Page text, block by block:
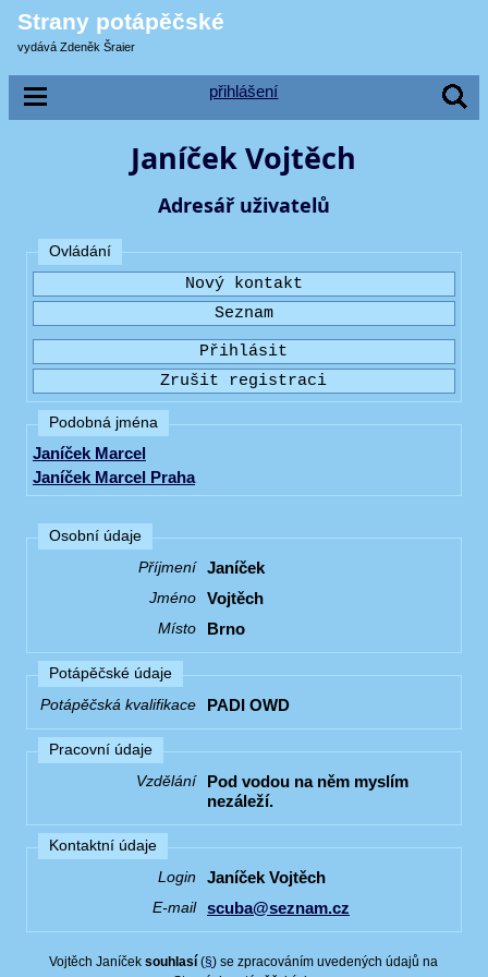
Strany potápěčské
vydává Zdeněk Šraier
přihlášení
Janíček Vojtěch
Adresář uživatelů
Ovládání
Podobná jména
Janíček Marcel
Janíček Marcel Praha
Osobní údaje
Příjmení
Janíček
Jméno Vojtěch
Místo Brno
Potápěčské údaje
Potápěčská kvalifikace
PADI OWD
Pracovní údaje
Vzdělání
Pod vodou na něm myslím
nezáleží.
Kontaktní údaje
Login
Janíček Vojtěch
E-mail scuba@seznam.cz
Vojtěch Janíčeksouhlasí (§) se zpracováním uvedených údajů na